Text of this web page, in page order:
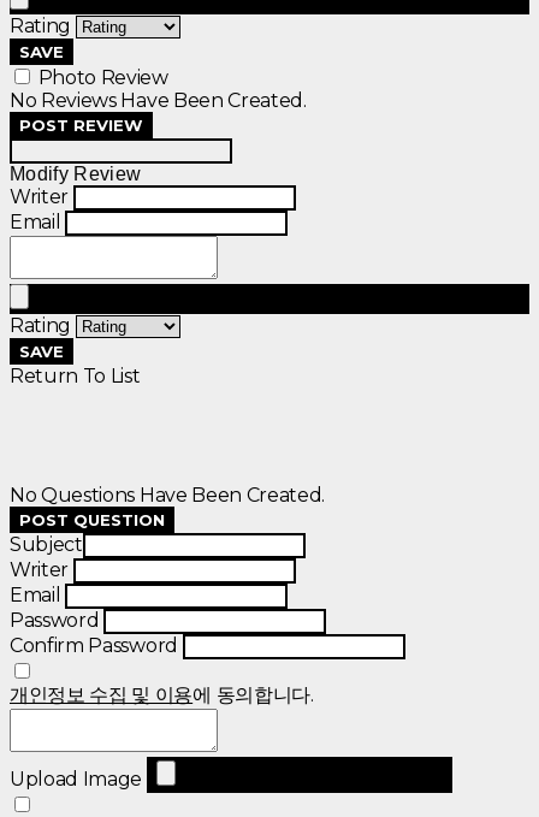
Rating
SAVE
Photo Review
No Reviews Have Been Created.
POST REVIEW
Modify Review
Writer
Email
Rating
SAVE
Return To List
No Questions Have Been Created.
POST QUESTION
Subject
Writer
Email
Password
Confirm Password
개인정보 수집 및 이용에 동의합니다.
Upload Image